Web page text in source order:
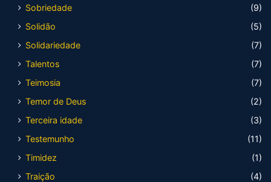
Sobriedade
(9)
Solidão
(5)
Solidariedade
(7)
Talentos
(7)
Teimosia
(7)
Temor de Deus
(2)
Terceira idade
(3)
Testemunho
(11)
Timidez
(1)
Traição
(4)